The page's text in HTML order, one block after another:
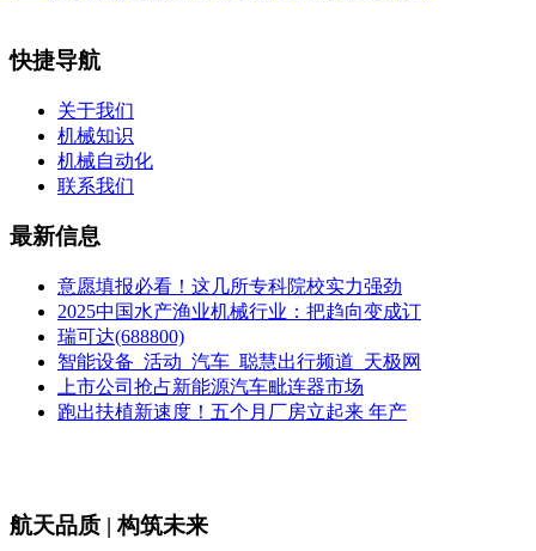
快捷导航
关于我们
机械知识
机械自动化
联系我们
最新信息
意愿填报必看！这几所专科院校实力强劲
2025中国水产渔业机械行业：把趋向变成订
瑞可达(688800)
智能设备_活动_汽车_聪慧出行频道_天极网
上市公司抢占新能源汽车毗连器市场
跑出扶植新速度！五个月厂房立起来 年产
航天品质 | 构筑未来